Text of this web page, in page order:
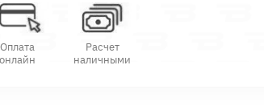
Оплата
онлайн
Расчет
наличными